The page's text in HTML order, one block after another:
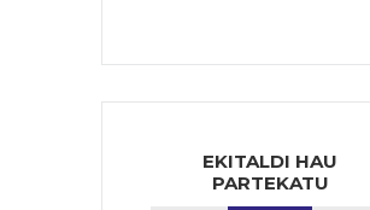
EKITALDI HAU
PARTEKATU